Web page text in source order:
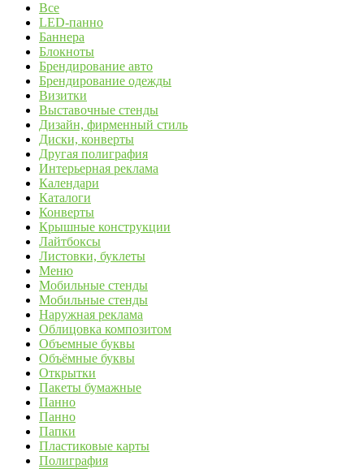
Все
LED-панно
Баннера
Блокноты
Брендирование авто
Брендирование одежды
Визитки
Выставочные стенды
Дизайн, фирменный стиль
Диски, конверты
Другая полиграфия
Интерьерная реклама
Календари
Каталоги
Конверты
Крышные конструкции
Лайтбоксы
Листовки, буклеты
Меню
Мобильные стенды
Мобильные стенды
Наружная реклама
Облицовка композитом
Объемные буквы
Объёмные буквы
Открытки
Пакеты бумажные
Панно
Панно
Папки
Пластиковые карты
Полиграфия